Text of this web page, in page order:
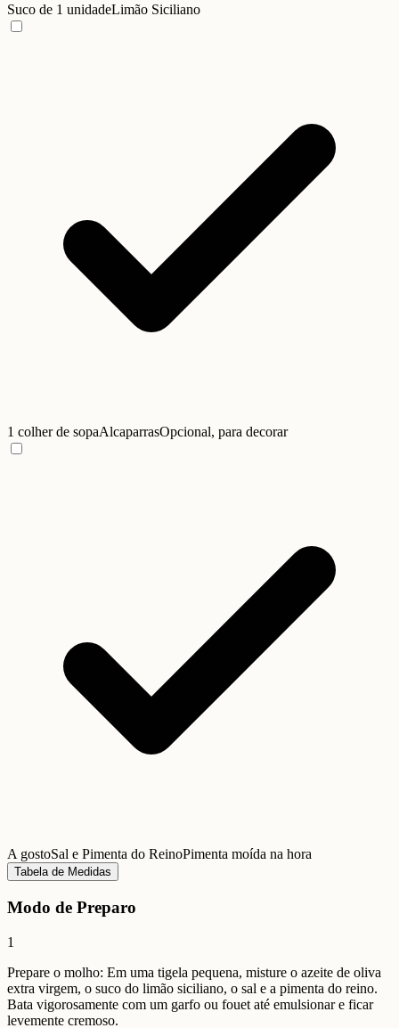
Suco de 1 unidadeLimão Siciliano
1 colher de sopaAlcaparrasOpcional, para decorar
A gostoSal e Pimenta do ReinoPimenta moída na hora
Tabela de Medidas
Modo de Preparo
1
Prepare o molho: Em uma tigela pequena, misture o azeite de oliva
extra virgem, o suco do limão siciliano, o sal e a pimenta do reino.
Bata vigorosamente com um garfo ou fouet até emulsionar e ficar
levemente cremoso.